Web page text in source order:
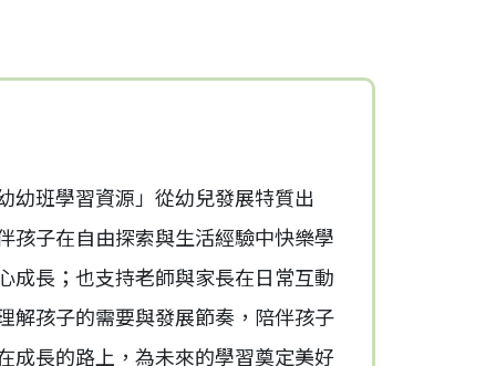
幼班學習資源」從幼兒發展特質出
孩子在自由探索與生活經驗中快樂學
成長；也支持老師與家長在日常互動
解孩子的需要與發展節奏，陪伴孩子
成長的路上，為未來的學習奠定美好